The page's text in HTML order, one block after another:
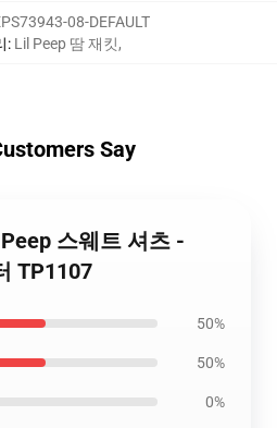
08-DEFAULT
: Lil Peep 땀 재킷,
Say
스웨트 셔츠 -
TP1107
50%
50%
0%